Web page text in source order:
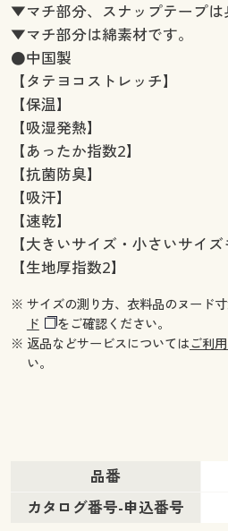
▼マチ部分、スナップテープは
▼マチ部分は綿素材です。
●中国製
【タテヨコストレッチ】
【保温】
【吸湿発熱】
【あったか指数2】
【抗菌防臭】
【吸汗】
【速乾】
【大きいサイズ・小さいサイ
【生地厚指数2】
※ サイズの測り方、衣料品のヌード
ド
をご確認ください。
※ 返品などサービスについてはご利
い。
品番
カタログ番号-申込番号